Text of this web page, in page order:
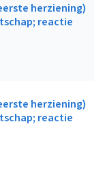
herziening)
reactie
herziening)
reactie